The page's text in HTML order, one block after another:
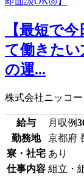
【最短で
て働きた
の運...
株式会社ニッコー
給与 月収例
勤務地
京都府
寮・社宅 あり
仕事内容 組立・